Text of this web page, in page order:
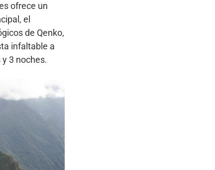
ofrece un
el
de Qenko,
infaltable a
3 noches.